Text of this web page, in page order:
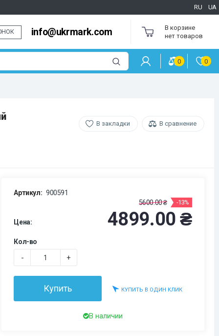
RU UA
info@ukrmark.com
В корзине
нет товаров
0 0
В закладки В сравнение
Артикул: 900591
Цена:
5600.00 ₴ -13%
4899.00 ₴
Кол-во
- +
Купить КУПИТЬ В ОДИН КЛИК
В наличии